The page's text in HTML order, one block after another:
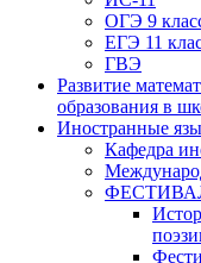
ОГЭ 9
ЕГЭ 11
ГВЭ
Развитие
образования в
Иностранные
Кафедра